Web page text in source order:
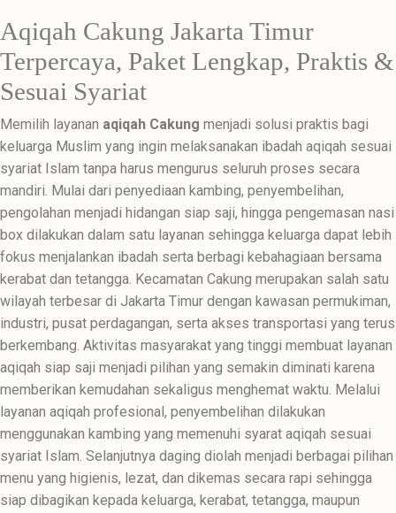
Aqiqah Cakung Jakarta Timur
Terpercaya, Paket Lengkap, Praktis &
Sesuai Syariat
Memilih layanan aqiqah Cakung menjadi solusi praktis bagi
keluarga Muslim yang ingin melaksanakan ibadah aqiqah sesuai
syariat Islam tanpa harus mengurus seluruh proses secara
mandiri. Mulai dari penyediaan kambing, penyembelihan,
pengolahan menjadi hidangan siap saji, hingga pengemasan nasi
box dilakukan dalam satu layanan sehingga keluarga dapat lebih
fokus menjalankan ibadah serta berbagi kebahagiaan bersama
kerabat dan tetangga. Kecamatan Cakung merupakan salah satu
wilayah terbesar di Jakarta Timur dengan kawasan permukiman,
industri, pusat perdagangan, serta akses transportasi yang terus
berkembang. Aktivitas masyarakat yang tinggi membuat layanan
aqiqah siap saji menjadi pilihan yang semakin diminati karena
memberikan kemudahan sekaligus menghemat waktu. Melalui
layanan aqiqah profesional, penyembelihan dilakukan
menggunakan kambing yang memenuhi syarat aqiqah sesuai
syariat Islam. Selanjutnya daging diolah menjadi berbagai pilihan
menu yang higienis, lezat, dan dikemas secara rapi sehingga
siap dibagikan kepada keluarga, kerabat, tetangga, maupun